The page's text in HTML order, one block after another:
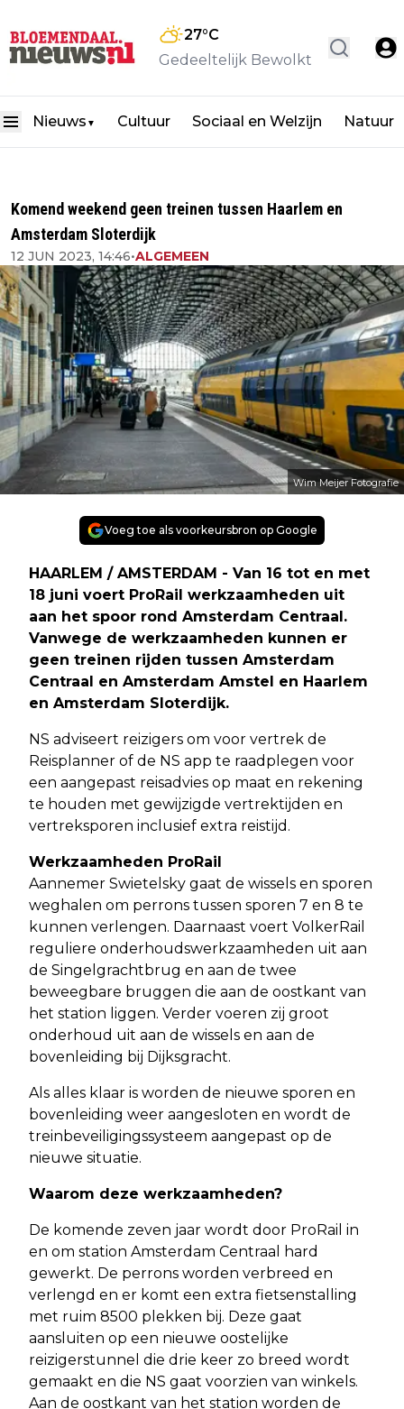
27°C
Gedeeltelijk Bewolkt
Nieuws ▼ Cultuur Sociaal en Welzijn Natuur
Komend weekend geen treinen tussen Haarlem en
Amsterdam Sloterdijk
12 JUN 2023, 14:46•ALGEMEEN
Wim Meijer Fotografie
Voeg toe als voorkeursbron op Google
HAARLEM / AMSTERDAM - Van 16 tot en met
18 juni voert ProRail werkzaamheden uit
aan het spoor rond Amsterdam Centraal.
Vanwege de werkzaamheden kunnen er
geen treinen rijden tussen Amsterdam
Centraal en Amsterdam Amstel en Haarlem
en Amsterdam Sloterdijk.
NS adviseert reizigers om voor vertrek de
Reisplanner of de NS app te raadplegen voor
een aangepast reisadvies op maat en rekening
te houden met gewijzigde vertrektijden en
vertreksporen inclusief extra reistijd.
Werkzaamheden ProRail
Aannemer Swietelsky gaat de wissels en sporen
weghalen om perrons tussen sporen 7 en 8 te
kunnen verlengen. Daarnaast voert VolkerRail
reguliere onderhoudswerkzaamheden uit aan
de Singelgrachtbrug en aan de twee
beweegbare bruggen die aan de oostkant van
het station liggen. Verder voeren zij groot
onderhoud uit aan de wissels en aan de
bovenleiding bij Dijksgracht.
Als alles klaar is worden de nieuwe sporen en
bovenleiding weer aangesloten en wordt de
treinbeveiligingssysteem aangepast op de
nieuwe situatie.
Waarom deze werkzaamheden?
De komende zeven jaar wordt door ProRail in
en om station Amsterdam Centraal hard
gewerkt. De perrons worden verbreed en
verlengd en er komt een extra fietsenstalling
met ruim 8500 plekken bij. Deze gaat
aansluiten op een nieuwe oostelijke
reizigerstunnel die drie keer zo breed wordt
gemaakt en die NS gaat voorzien van winkels.
Aan de oostkant van het station worden de